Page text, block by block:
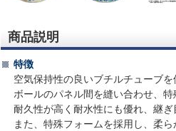
商品説明
特徴
空気保持性の良いブチルチューブを
ボールのパネル間を縫い合わせ、
耐久性が高く耐水性にも優れ、継
また、特殊フォームを採用し、柔